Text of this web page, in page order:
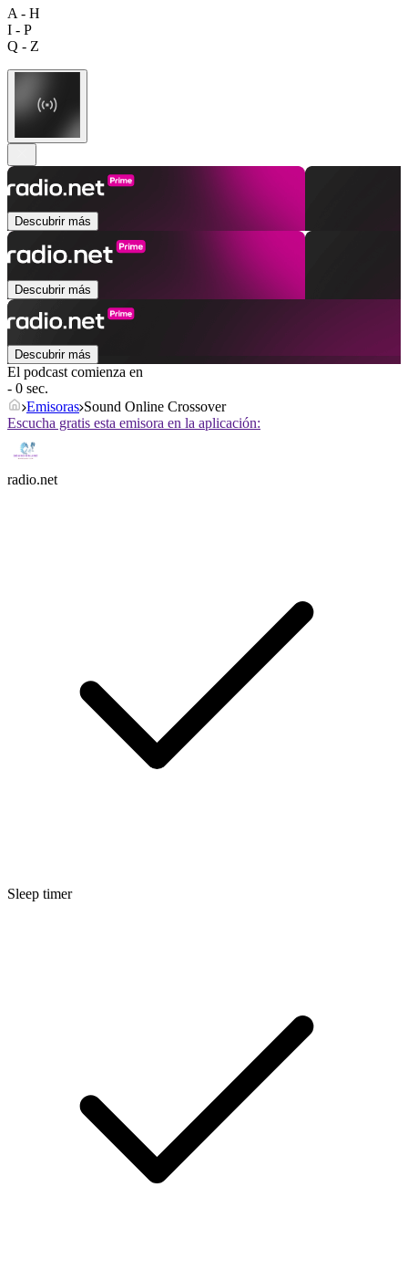
A - H
I - P
Q - Z
Descubrir más
Descubrir más
Descubrir más
El podcast comienza en
- 0 sec.
Emisoras Sound Online Crossover
Escucha gratis esta emisora en la aplicación:
radio.net
Sleep timer